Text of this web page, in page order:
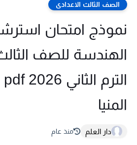
الصف الثالث الاعدادى
نموذج امتحان
الهندسة للصف
المنيا
دار العلم منذ عام